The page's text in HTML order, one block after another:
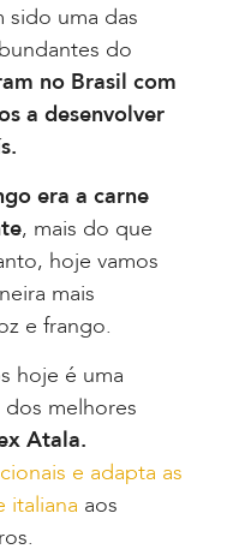
sido uma das
do
no Brasil com
a desenvolver
era a carne
, mais do que
hoje vamos
mais
e frango.
hoje é uma
melhores
Atala.
e adapta as
italiana aos